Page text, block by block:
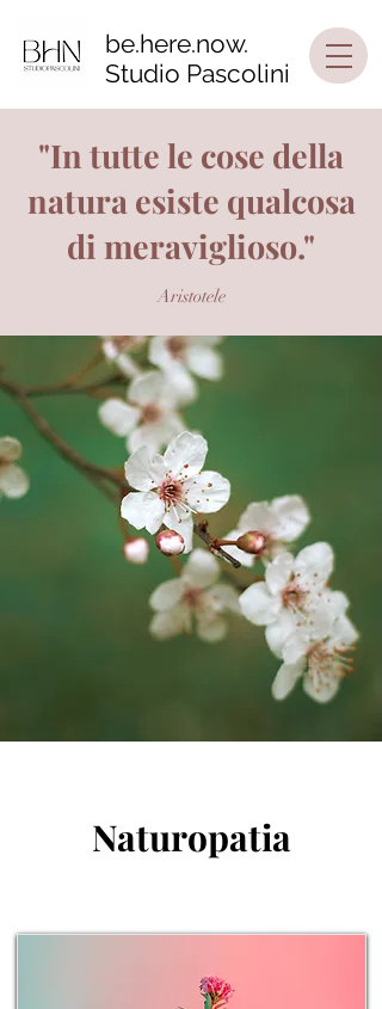
be.here.now.
Studio Pascolini
"In tutte le cose della
natura esiste qualcosa
di meraviglioso."
Aristotele
Naturopatia